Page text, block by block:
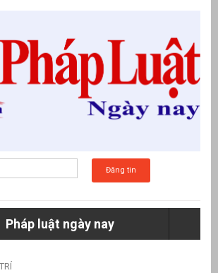
Đăng tin
Pháp luật ngày nay